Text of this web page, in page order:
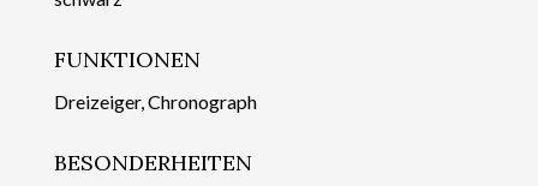
FUNKTIONEN
Dreizeiger, Chronograph
BESONDERHEITEN